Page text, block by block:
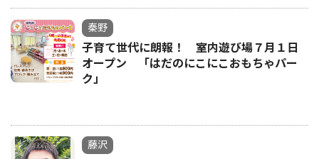
秦野
子育て世代に朗報！ 室内遊び場７月１日
オープン 「はだのにこにこおもちゃパー
ク」
藤沢